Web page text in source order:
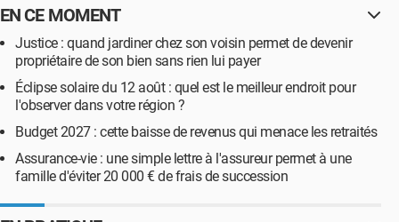
EN CE MOMENT
Justice : quand jardiner chez son voisin permet de devenir
propriétaire de son bien sans rien lui payer
Éclipse solaire du 12 août : quel est le meilleur endroit pour
l'observer dans votre région ?
Budget 2027 : cette baisse de revenus qui menace les retraités
Assurance-vie : une simple lettre à l'assureur permet à une
famille d'éviter 20 000 € de frais de succession